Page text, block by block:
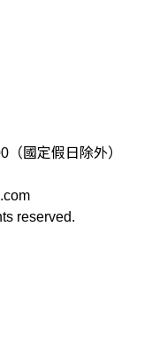
國定假日除外）
reserved.